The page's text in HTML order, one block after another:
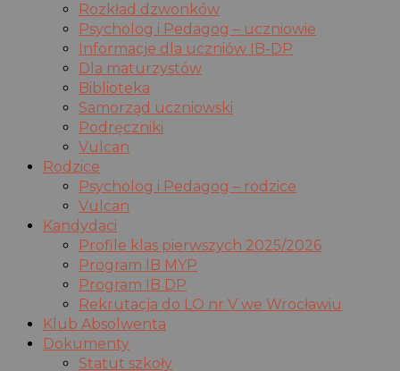
Rozkład dzwonków
Psycholog i Pedagog – uczniowie
Informacje dla uczniów IB-DP
Dla maturzystów
Biblioteka
Samorząd uczniowski
Podręczniki
Vulcan
Rodzice
Psycholog i Pedagog – rodzice
Vulcan
Kandydaci
Profile klas pierwszych 2025/2026
Program IB MYP
Program IB DP
Rekrutacja do LO nr V we Wrocławiu
Klub Absolwenta
Dokumenty
Statut szkoły